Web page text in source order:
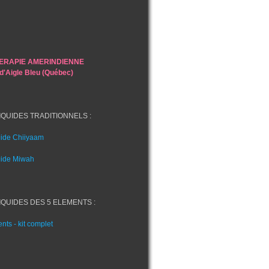
AMERINDIENNE
Bleu (Québec)
TRADITIONNELS :
Chiiyaam
Miwah
DES 5 ELEMENTS :
- kit complet